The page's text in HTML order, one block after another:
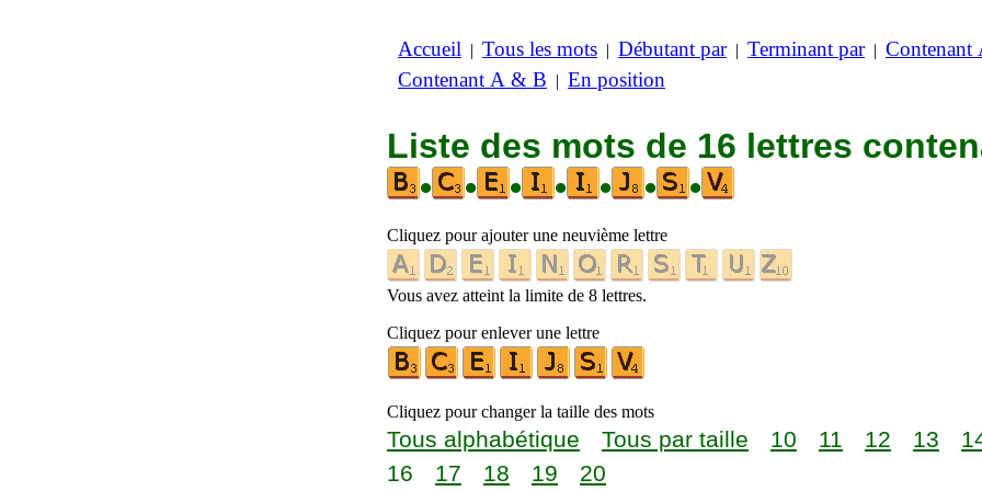
Accueil | Tous les mots | Débutant par| Terminant par| Contenant
Contenant A & B | En position
Liste des mots de 16 lettres
•
• • • • • •
Cliquez pour ajouter une neuvième lettre
Vous avez atteint la limite de 8 lettres.
Cliquez pour enlever une lettre
Cliquez pour changer la taille des mots
Tous alphabétique Tous par taille 10 11 12 13
16
17 18 19 20